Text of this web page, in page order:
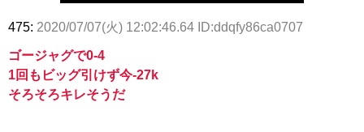
475: 2020/07/07(火) 12:02:46.64 ID:ddqfy86ca0707
ゴージャグで0-4
1回もビッグ引けず今-27k
そろそろキレそうだ